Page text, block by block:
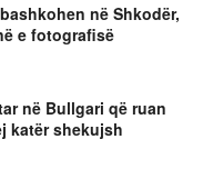
në Shkodër,
e fotografisë
në Bullgari që ruan
katër shekujsh